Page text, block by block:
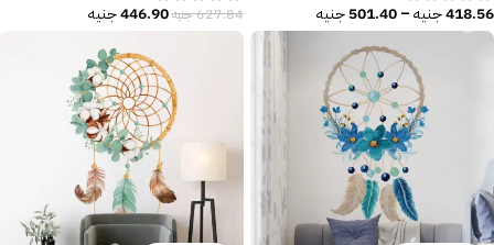
418.56جنيه–
501.40جنيه 627.84جنيه446.90جنيه